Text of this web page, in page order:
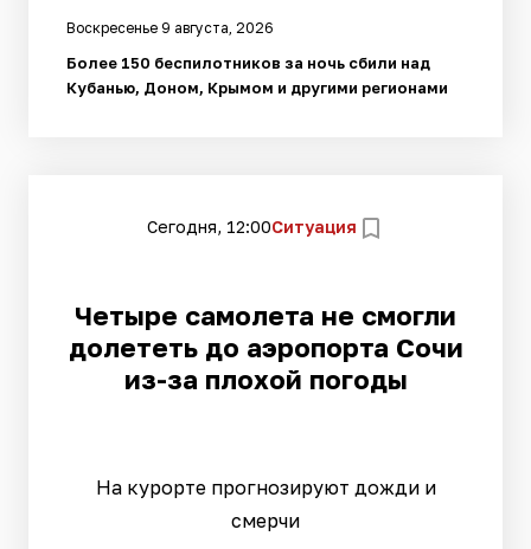
Воскресенье 9 августа, 2026
Более 150 беспилотников за ночь сбили над
Кубанью, Доном, Крымом и другими регионами
Сегодня, 12:00Ситуация
Четыре самолета не смогли
долететь до аэропорта Сочи
из-за плохой погоды
На курорте прогнозируют дожди и
смерчи